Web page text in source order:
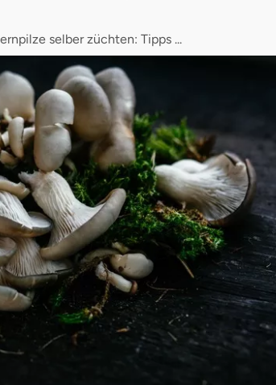
selber züchten: Tipps ...